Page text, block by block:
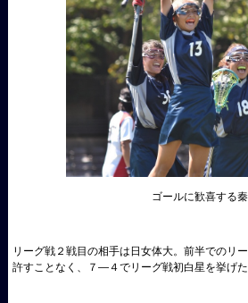
ゴールに歓喜する秦
リーグ戦２戦目の相手は日女体大。前半でのリ
許すことなく、７―４でリーグ戦初白星を挙げた